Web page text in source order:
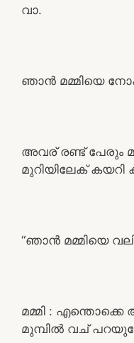
വാ.
ഞാൻ മമ്മിയെ
അവര് രണ്ട് പേരും
മുറിയിലേക് കയറി
“ഞാൻ മമ്മിയെ
മമ്മി :
മുമ്പിൽ വച്